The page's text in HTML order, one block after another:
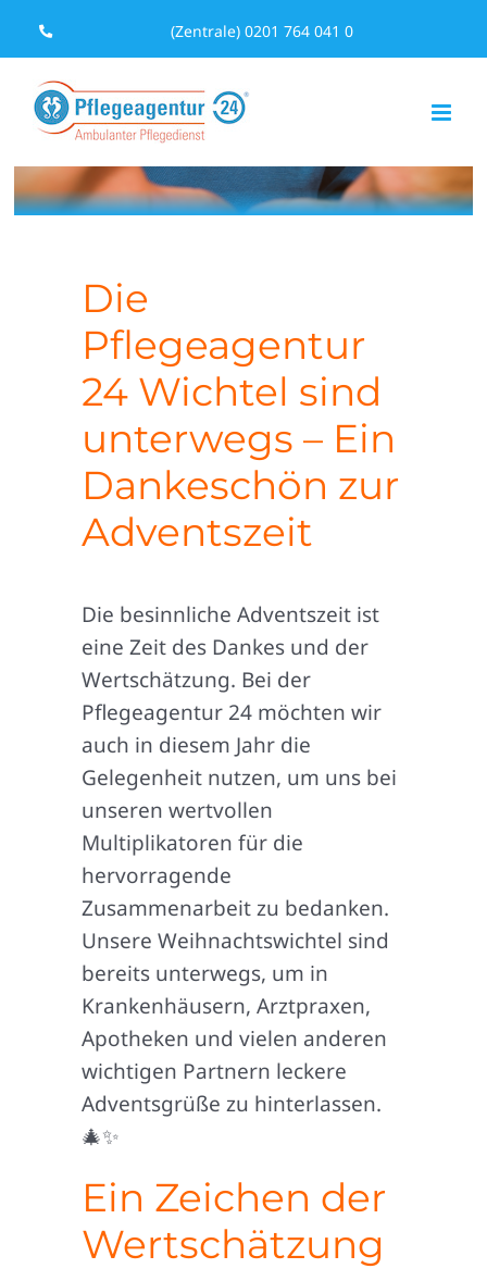
Inhalt
springen
(Zentrale) 0201 764 041 0
Die
Pflegeagentur
24 Wichtel sind
unterwegs – Ein
Dankeschön zur
Adventszeit
Die besinnliche Adventszeit ist
eine Zeit des Dankes und der
Wertschätzung. Bei der
Pflegeagentur 24 möchten wir
auch in diesem Jahr die
Gelegenheit nutzen, um uns bei
unseren wertvollen
Multiplikatoren für die
hervorragende
Zusammenarbeit zu bedanken.
Unsere Weihnachtswichtel sind
bereits unterwegs, um in
Krankenhäusern, Arztpraxen,
Apotheken und vielen anderen
wichtigen Partnern leckere
Adventsgrüße zu hinterlassen.
🎄✨
Ein Zeichen der
Wertschätzung